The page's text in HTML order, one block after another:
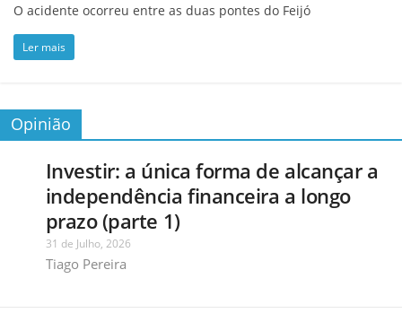
O acidente ocorreu entre as duas pontes do Feijó
Ler mais
Opinião
Investir: a única forma de alcançar a
independência financeira a longo
prazo (parte 1)
31 de Julho, 2026
Tiago Pereira